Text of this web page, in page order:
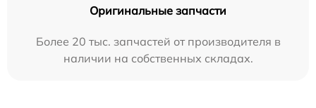
Оригинальные запчасти
Более 20 тыс. запчастей от производителя в
наличии на собственных складах.